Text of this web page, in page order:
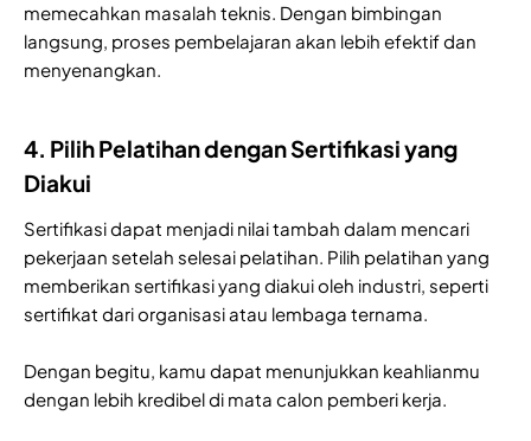
memecahkan masalah teknis. Dengan bimbingan
langsung, proses pembelajaran akan lebih efektif dan
menyenangkan.
4. Pilih Pelatihan dengan Sertifikasi yang
Diakui
Sertifikasi dapat menjadi nilai tambah dalam mencari
pekerjaan setelah selesai pelatihan. Pilih pelatihan yang
memberikan sertifikasi yang diakui oleh industri, seperti
sertifikat dari organisasi atau lembaga ternama.
Dengan begitu, kamu dapat menunjukkan keahlianmu
dengan lebih kredibel di mata calon pemberi kerja.